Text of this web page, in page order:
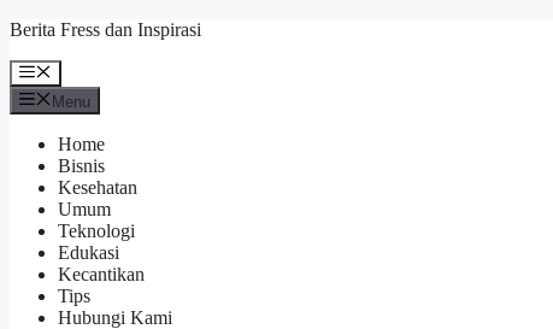
Skip
content
Berita Fress dan Inspirasi
Menu
Menu
Home
Bisnis
Kesehatan
Umum
Teknologi
Edukasi
Kecantikan
Tips
Hubungi Kami